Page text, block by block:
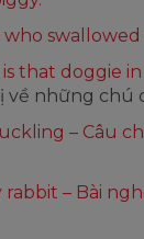
swallowed
that doggie
về những chú
– Câu
rabbit – Bài